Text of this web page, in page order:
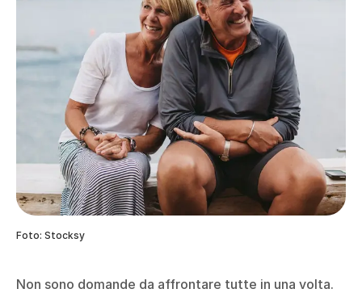
Foto: Stocksy
Non sono domande da affrontare tutte in una volta.